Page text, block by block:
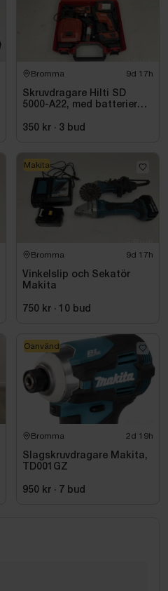
Bromma 9d 17h
Skruvdragare Hilti SD
5000-A22, med batterier
350 kr · 3 bud
Bromma 9d 17h
Vinkelslip och Sekatör
Makita
750 kr · 10 bud
Makita
Bromma 2d 19h
Slagskruvdragare Makita,
TD001GZ
950 kr · 7 bud
Oanvänd